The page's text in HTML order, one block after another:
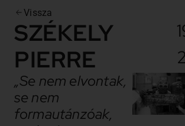
Vissza
SZÉKELY
PIERRE
„Se nem elvontak,
se nem
formautánzóak,